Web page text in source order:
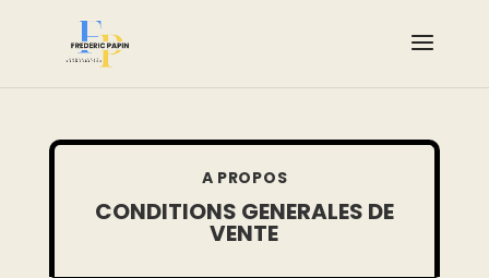
A PROPOS
CONDITIONS GENERALES DE
VENTE